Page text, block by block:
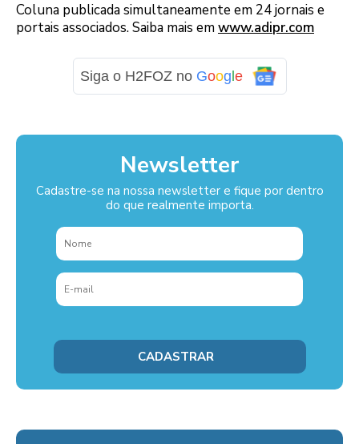
Coluna publicada simultaneamente em 24 jornais e
portais associados. Saiba mais emwww.adipr.com
Siga o H2FOZ no Google
Newsletter
Cadastre-se na nossa newsletter e fique por dentro
do que realmente importa.